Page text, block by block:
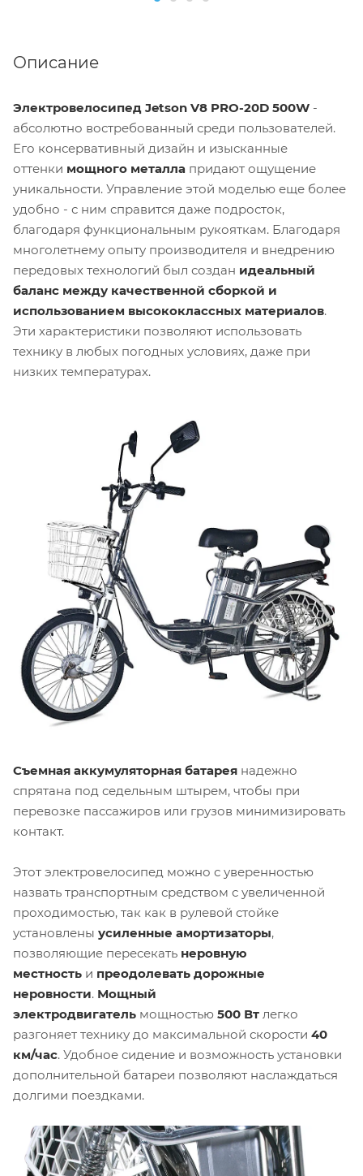
Описание
Электровелосипед Jetson V8 PRO-20D 500W -
абсолютно востребованный среди пользователей.
Его консервативный дизайн и изысканные
оттенки мощного металла придают ощущение
уникальности. Управление этой моделью еще более
удобно - с ним справится даже подросток,
благодаря функциональным рукояткам. Благодаря
многолетнему опыту производителя и внедрению
передовых технологий был создан идеальный
баланс между качественной сборкой и
использованием высококлассных материалов.
Эти характеристики позволяют использовать
технику в любых погодных условиях, даже при
низких температурах.
Съемная аккумуляторная батарея надежно
спрятана под седельным штырем, чтобы при
перевозке пассажиров или грузов минимизировать
контакт.
Этот электровелосипед можно с уверенностью
назвать транспортным средством с увеличенной
проходимостью, так как в рулевой стойке
установлены усиленные амортизаторы,
позволяющие пересекать неровную
местность и преодолевать дорожные
неровности. Мощный
электродвигатель мощностью 500 Вт легко
разгоняет технику до максимальной скорости 40
км/час. Удобное сидение и возможность установки
дополнительной батареи позволяют наслаждаться
долгими поездками.